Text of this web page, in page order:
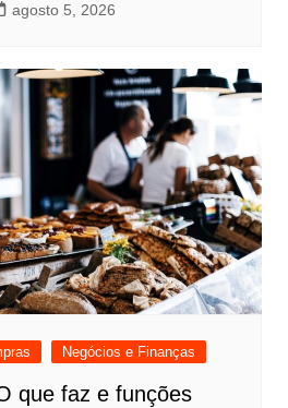
agosto 5, 2026
Negócios e Finanças
que faz e funções